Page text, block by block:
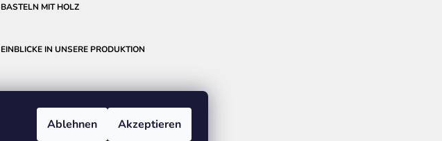
Ablehnen Akzeptieren
BASTELN MIT HOLZ
EINBLICKE IN UNSERE PRODUKTION